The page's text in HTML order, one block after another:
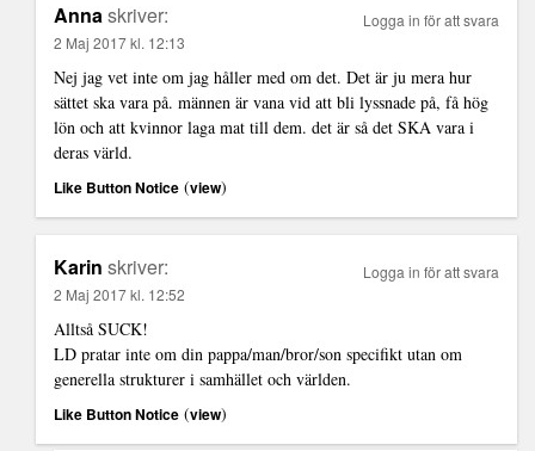
Annaskriver:
2 Maj 2017 kl. 12:13
Nej jag vet inte om jag håller med om det. Det är ju mera hur
sättet ska vara på. männen är vana vid att bli lyssnade på, få hög
lön och att kvinnor laga mat till dem. det är så det SKA vara i
deras värld.
Like Button Notice (view)
Logga in för att svara
Karin skriver:
2 Maj 2017 kl. 12:52
Alltså SUCK!
LD pratar inte om din pappa/man/bror/son specifikt utan om
generella strukturer i samhället och världen.
Like Button Notice (view)
Logga in för att svara